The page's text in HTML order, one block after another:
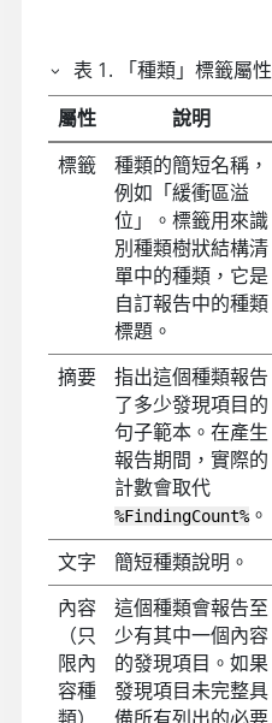
表 1.
「種類」標籤屬性
屬性
說明
標籤
種類的簡短名稱，
例如「緩衝區溢
位」。標籤用來識
別種類樹狀結構清
單中的種類，它是
自訂報告中的種類
標題。
摘要
指出這個種類報告
了多少發現項目的
句子範本。在產生
報告期間，實際的
計數會取代
%FindingCount%。
文字 簡短種類說明。
內容
（只
限內
容種
類）
這個種類會報告至
少有其中一個內容
的發現項目。如果
發現項目未完整具
備所有列出的必要